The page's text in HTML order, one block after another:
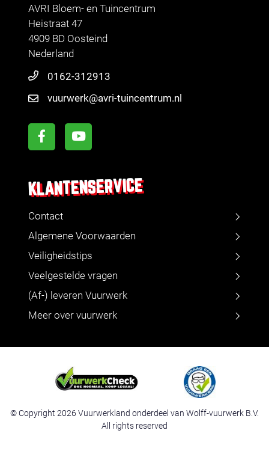
AVRI Bloem- en Tuincentrum
Heistraat 47
4909 BD Oosteind
Nederland
0162-312913
vuurwerk@avri-tuincentrum.nl
KLANTENSERVICE
Contact
Algemene Voorwaarden
Veiligheidstips
Veelgestelde vragen
(Af-) leveren Vuurwerk
Meer over vuurwerk
© Copyright 2026 Vuurwerkland onderdeel van Wolff-vuurwerk B.V.
All rights reserved